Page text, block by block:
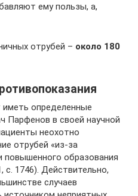
ему пользы, а,
отрубей – около 180
определенные
Парфенов в своей научной
неохотно
отрубей «из-за
образования
с. 1746). Действительно,
случаев